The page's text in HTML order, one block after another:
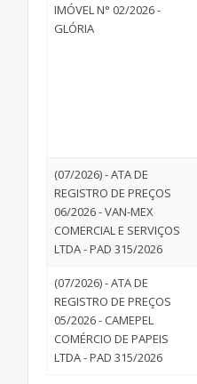
IMÓVEL N° 02/2026 -
GLÓRIA
(07/2026) - ATA DE
REGISTRO DE PREÇOS
06/2026 - VAN-MEX
COMERCIAL E SERVIÇOS
LTDA - PAD 315/2026
(07/2026) - ATA DE
REGISTRO DE PREÇOS
05/2026 - CAMEPEL
COMÉRCIO DE PAPEIS
LTDA - PAD 315/2026